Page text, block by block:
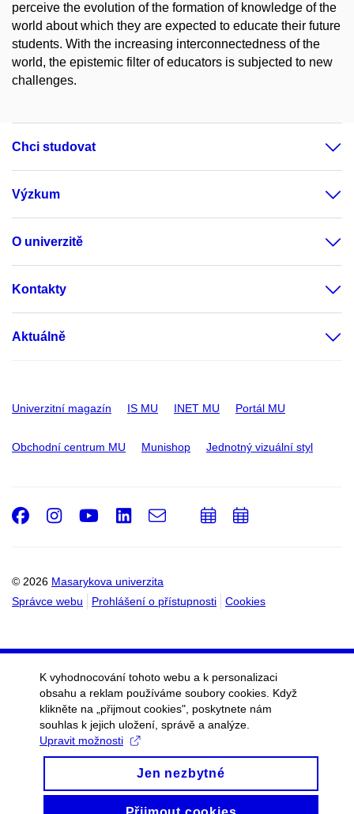
perceive the evolution of the formation of knowledge of the
world about which they are expected to educate their future
students. With the increasing interconnectedness of the
world, the epistemic filter of educators is subjected to new
challenges.
Chci studovat
Výzkum
O univerzitě
Kontakty
Aktuálně
Univerzitní magazín IS MU INET MU Portál MU
Obchodní centrum MU Munishop Jednotný vizuální styl
© 2026 Masarykova univerzita
Správce webu
Prohlášení o přístupnosti Cookies
Facebook
Instagram
Youtube
LinkedIn
e-
PřidatPřidat
K vyhodnocování tohoto webu a k personalizaci
obsahu a reklam používáme soubory cookies. Když
klikněte na „přijmout cookies", poskytnete nám
souhlas k jejich uložení, správě a analýze.
Upravit možnosti
Jen nezbytné